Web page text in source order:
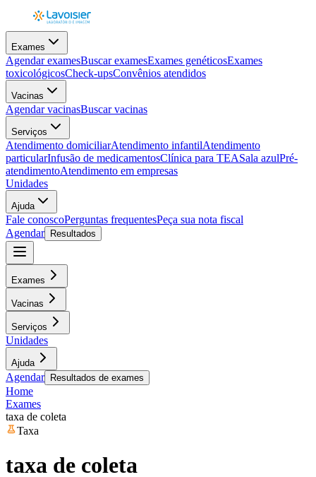
Exames
Agendar examesBuscar examesExames genéticosExames
toxicológicosCheck-upsConvênios atendidos
Vacinas
Agendar vacinasBuscar vacinas
Serviços
Atendimento domiciliarAtendimento infantilAtendimento
particularInfusão de medicamentosClínica para TEASala azulPré-
atendimentoAtendimento em empresas
Unidades
Ajuda
Fale conoscoPerguntas frequentesPeça sua nota fiscal
Agendar
Resultados
Exames
Vacinas
Serviços
Unidades
Ajuda
Agendar Resultados de exames
Home
Exames
taxa de coleta
Taxa
taxa de coleta